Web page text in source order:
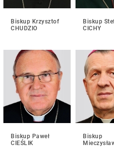
Biskup Krzysztof
CHUDZIO
Biskup
CICHY
Biskup Paweł
CIEŚLIK
Biskup